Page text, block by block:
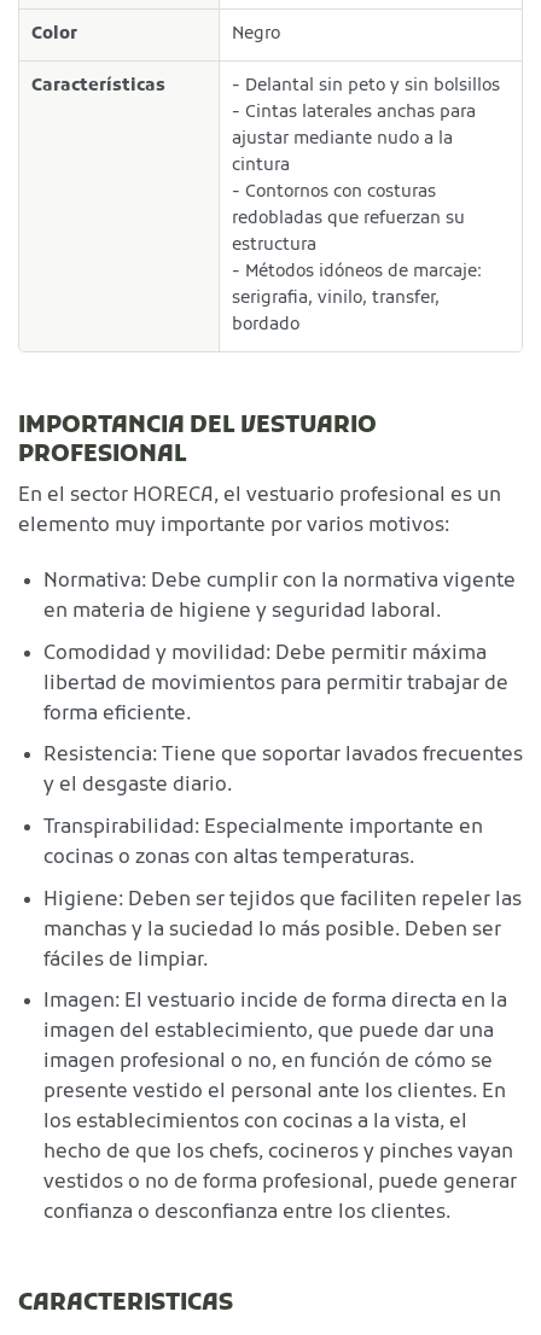
Color Negro
Características
- Delantal sin peto y sin bolsillos
- Cintas laterales anchas para
ajustar mediante nudo a la
cintura
- Contornos con costuras
redobladas que refuerzan su
estructura
- Métodos idóneos de marcaje:
serigrafia, vinilo, transfer,
bordado
IMPORTANCIA DEL VESTUARIO
PROFESIONAL
En el sector HORECA, el vestuario profesional es un
elemento muy importante por varios motivos:
Normativa: Debe cumplir con la normativa vigente
en materia de higiene y seguridad laboral.
Comodidad y movilidad: Debe permitir máxima
libertad de movimientos para permitir trabajar de
forma eficiente.
Resistencia: Tiene que soportar lavados frecuentes
y el desgaste diario.
Transpirabilidad: Especialmente importante en
cocinas o zonas con altas temperaturas.
Higiene: Deben ser tejidos que faciliten repeler las
manchas y la suciedad lo más posible. Deben ser
fáciles de limpiar.
Imagen: El vestuario incide de forma directa en la
imagen del establecimiento, que puede dar una
imagen profesional o no, en función de cómo se
presente vestido el personal ante los clientes. En
los establecimientos con cocinas a la vista, el
hecho de que los chefs, cocineros y pinches vayan
vestidos o no de forma profesional, puede generar
confianza o desconfianza entre los clientes.
CARACTERISTICAS